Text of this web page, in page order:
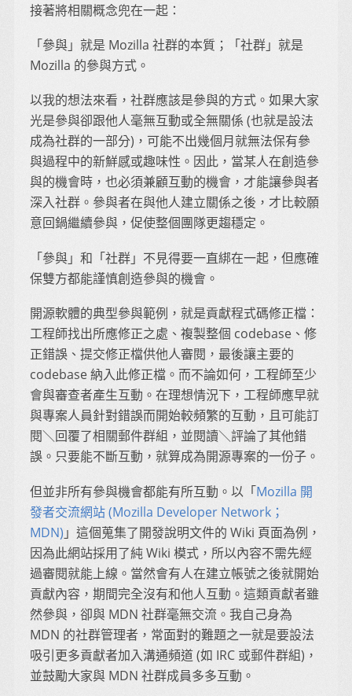
接著將相關概念兜在一起：
「參與」就是 Mozilla 社群的本質；「社群」就是
Mozilla 的參與方式。
以我的想法來看，社群應該是參與的方式。如果大家
光是參與卻跟他人毫無互動或全無關係 (也就是設法
成為社群的一部分)，可能不出幾個月就無法保有參
與過程中的新鮮感或趣味性。因此，當某人在創造參
與的機會時，也必須兼顧互動的機會，才能讓參與者
深入社群。參與者在與他人建立關係之後，才比較願
意回鍋繼續參與，促使整個團隊更趨穩定。
「參與」和「社群」不見得要一直綁在一起，但應確
保雙方都能謹慎創造參與的機會。
開源軟體的典型參與範例，就是貢獻程式碼修正檔：
工程師找出所應修正之處、複製整個 codebase、修
正錯誤、提交修正檔供他人審閱，最後讓主要的
codebase 納入此修正檔。而不論如何，工程師至少
會與審查者產生互動。在理想情況下，工程師應早就
與專案人員針對錯誤而開始較頻繁的互動，且可能訂
閱＼回覆了相關郵件群組，並閱讀＼評論了其他錯
誤。只要能不斷互動，就算成為開源專案的一份子。
但並非所有參與機會都能有所互動。以「Mozilla 開
發者交流網站 (Mozilla Developer Network；
MDN) 」這個蒐集了開發說明文件的 Wiki 頁面為例，
因為此網站採用了純 Wiki 模式，所以內容不需先經
過審閱就能上線。當然會有人在建立帳號之後就開始
貢獻內容，期間完全沒有和他人互動。這類貢獻者雖
然參與，卻與 MDN 社群毫無交流。我自己身為
MDN 的社群管理者，常面對的難題之一就是要設法
吸引更多貢獻者加入溝通頻道 (如 IRC 或郵件群組)，
並鼓勵大家與 MDN 社群成員多多互動。